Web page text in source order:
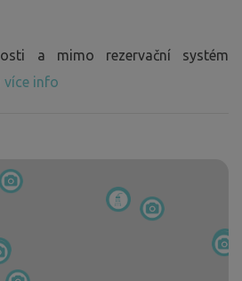
a mimo rezervační systém
více info